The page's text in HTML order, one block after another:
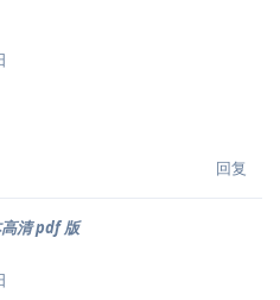
回复
清 pdf 版